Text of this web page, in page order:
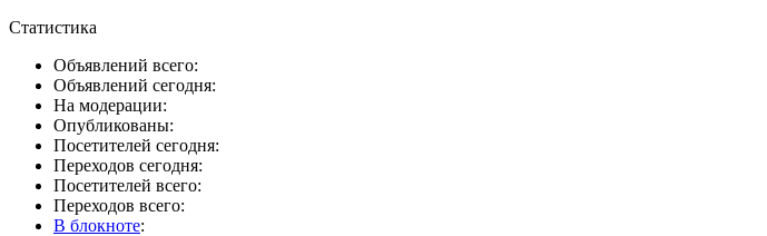
Статистика
Объявлений всего:
Объявлений сегодня:
На модерации:
Опубликованы:
Посетителей сегодня:
Переходов сегодня:
Посетителей всего:
Переходов всего:
В блокноте: